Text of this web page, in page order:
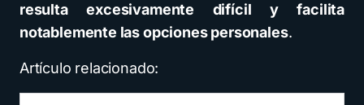
resulta excesivamente difícil y facilita
notablemente las opciones personales.
Artículo relacionado: